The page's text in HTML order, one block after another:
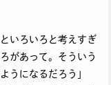
いろいろと考えすぎ
があって。そういう
うになるだろう」